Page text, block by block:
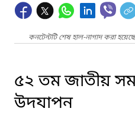
কনটেন্টটি শেষ হাল-নাগাদ করা
৫২ তম জাতীয়
উদযাপন